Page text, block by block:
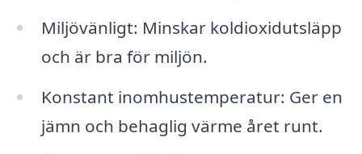
Miljövänligt: Minskar koldioxidutsläpp
och är bra för miljön.
Konstant inomhustemperatur: Ger en
jämn och behaglig värme året runt.